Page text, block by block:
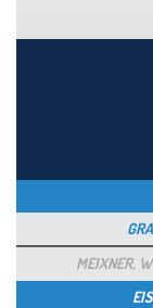
MEIXNER,